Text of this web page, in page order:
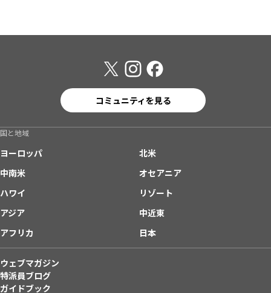
コミュニティを見る
国と地域
ヨーロッパ
北米
中南米
オセアニア
ハワイ
リゾート
アジア
中近東
アフリカ
日本
ウェブマガジン
特派員ブログ
ガイドブック